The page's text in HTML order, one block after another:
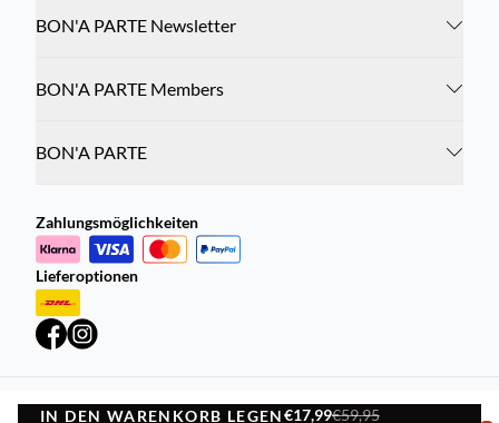
IN DEN WARENKORB LEGEN€17,99€59,95
BON'A PARTE Newsletter
BON'A PARTE Members
BON'A PARTE
Zahlungsmöglichkeiten
Lieferoptionen
Datenschutzrichtlinie Geschäftsbedingungen